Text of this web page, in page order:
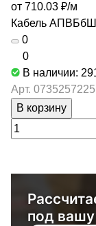
от 710.03 ₽/м
Кабель
0
0
В наличии:
Арт. 0735257225
В корзину
под